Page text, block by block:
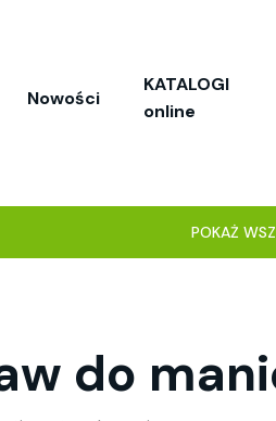
Nowości
KATALOGI
online
POKAŻ
do